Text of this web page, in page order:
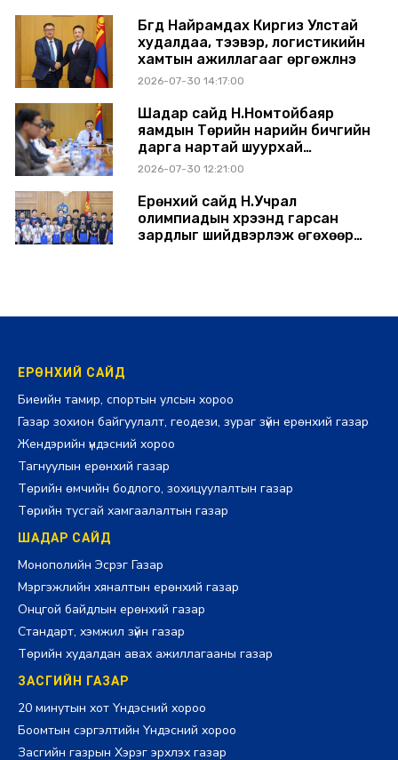
Бүгд Найрамдах Киргиз Улстай
худалдаа, тээвэр, логистикийн
хамтын ажиллагааг өргөжүүлнэ
2026-07-30 14:17:00
Шадар сайд Н.Номтойбаяр
яамдын Төрийн нарийн бичгийн
дарга нартай шуурхай
хуралдлаа
2026-07-30 12:21:00
Ерөнхий сайд Н.Учрал
олимпиадын хүрээнд гарсан
зардлыг шийдвэрлэж өгөхөөр
ЕРӨНХИЙ САЙД
Биеийн тамир, спортын улсын хороо
Газар зохион байгуулалт, геодези, зураг зүйн ерөнхий газар
Жендэрийн үндэсний хороо
Тагнуулын ерөнхий газар
Төрийн өмчийн бодлого, зохицуулалтын газар
Төрийн тусгай хамгаалалтын газар
ШАДАР САЙД
Монополийн Эсрэг Газар
Мэргэжлийн хяналтын ерөнхий газар
Онцгой байдлын ерөнхий газар
Стандарт, хэмжил зүйн газар
Төрийн худалдан авах ажиллагааны газар
ЗАСГИЙН ГАЗАР
20 минутын хот Үндэсний хороо
Боомтын сэргэлтийн Үндэсний хороо
Засгийн газрын Хэрэг эрхлэх газар